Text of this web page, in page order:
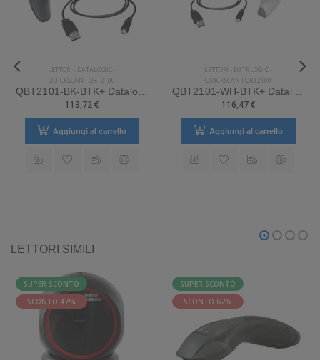
LETTORI - DATALOGIC -
QUICKSCAN I QBT2100
113,72 €
Aggiungi al carrello
LETTORI - DATALOGIC -
QUICKSCAN I QBT2100
116,47 €
Aggiungi al carrello
LETTORI SIMILI
SUPER SCONTO
SCONTO 47%
SUPER SCONTO
SCONTO 62%